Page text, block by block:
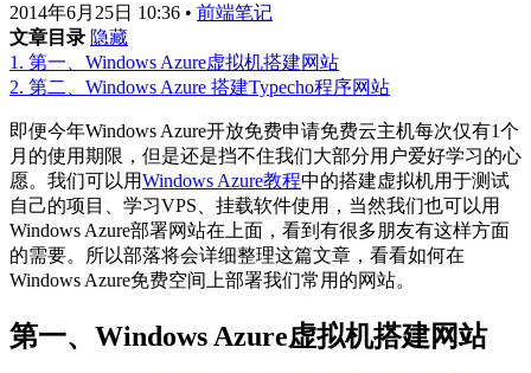
2014年6月25日 10:36 • 前端笔记
文章目录 隐藏
1. 第一、Windows Azure虚拟机搭建网站
2. 第二、Windows Azure 搭建Typecho程序网站
即便今年Windows Azure开放免费申请免费云主机每次仅有1个
月的使用期限，但是还是挡不住我们大部分用户爱好学习的心
愿。我们可以用Windows Azure教程中的搭建虚拟机用于测试
自己的项目、学习VPS、挂载软件使用，当然我们也可以用
Windows Azure部署网站在上面，看到有很多朋友有这样方面
的需要。所以部落将会详细整理这篇文章，看看如何在
Windows Azure免费空间上部署我们常用的网站。
第一、Windows Azure虚拟机搭建网站